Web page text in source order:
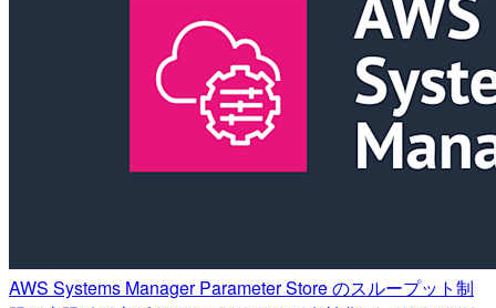
AWS Systems Manager Parameter Store のスループット制